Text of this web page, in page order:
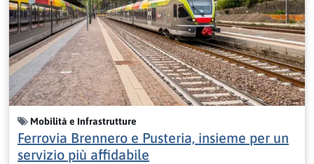
Mobilità e Infrastrutture
Ferrovia Brennero e Pusteria, insieme per un
servizio più affidabile